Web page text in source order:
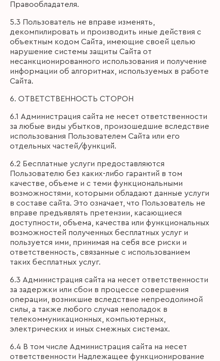
Правообладателя.
5.3 Пользователь не вправе изменять,
декомпилировать и производить иные действия с
объектным кодом Сайта, имеющие своей целью
нарушение системы защиты Сайта от
несанкционированного использования и получение
информации об алгоритмах, используемых в работе
Сайта.
6. ОТВЕТСТВЕННОСТЬ СТОРОН
6.1 Администрация сайта не несет ответственности
за любые виды убытков, произошедшие вследствие
использования Пользователем Сайта или его
отдельных частей/функций̆.
6.2 Бесплатные услуги предоставляются
Пользователю без каких-либо гарантий в том
качестве, объеме и с теми функциональными
возможностями, которыми обладают данные услуги
в составе сайта. Это означает, что Пользователь не
вправе предъявлять претензии, касающиеся
доступности, объема, качества или функциональных
возможностей̆ полученных бесплатных услуг и
пользуется ими, принимая на себя все риски и
ответственность, связанные с использованием
таких бесплатных услуг.
6.3 Администрация сайта на несет ответственности
за задержки или сбои в процессе совершения
операции, возникшие вследствие непреодолимой
силы, а также любого случая неполадок в
телекоммуникационных, компьютерных,
электрических и иных смежных системах.
6.4 В том числе Администрация сайта на несет
ответственности Надлежащее функционирование